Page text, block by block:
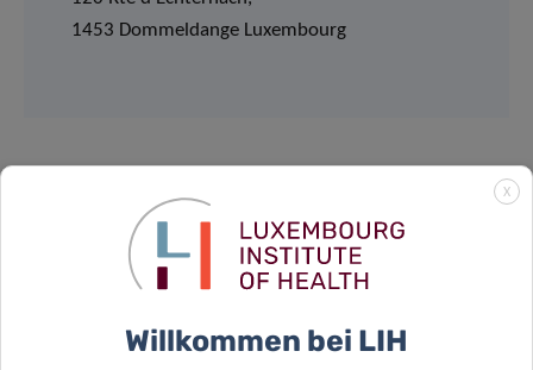
1453 Dommeldange Luxembourg
Datenschutz
Lesen Sie mehr über den „Datenschutzhinweis:
X
Willkommen bei LIH